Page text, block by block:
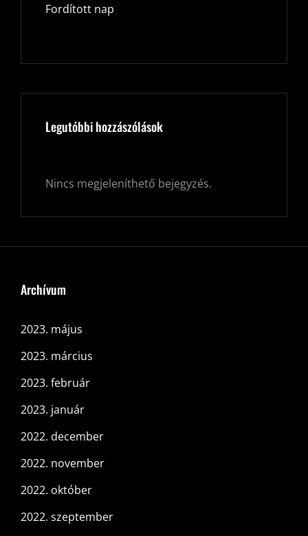
Fordított nap
Legutóbbi hozzászólások
Nincs megjeleníthető bejegyzés.
Archívum
2023. május
2023. március
2023. február
2023. január
2022. december
2022. november
2022. október
2022. szeptember